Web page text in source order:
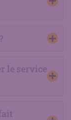
le service